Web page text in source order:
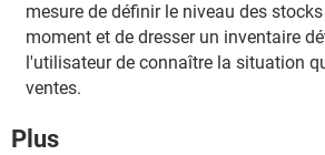
mesure de définir le niveau des
moment et de dresser un inventaire
l'utilisateur de connaître la situation
ventes.
Plus